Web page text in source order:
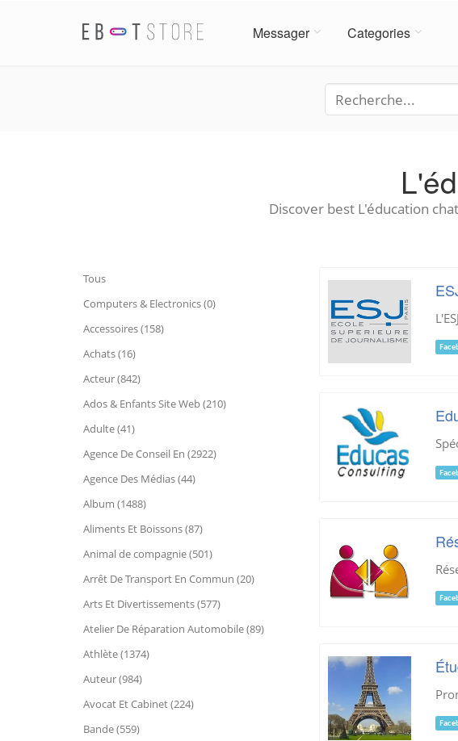
Messager Categories
Discover best L'éducation
Tous
Computers & Electronics (0)
Accessoires (158)
Achats (16)
Acteur (842)
Ados & Enfants Site Web (210)
Adulte (41)
Agence De Conseil En (2922)
Agence Des Médias (44)
Album (1488)
Aliments Et Boissons (87)
Animal de compagnie (501)
Arrêt De Transport En Commun (20)
Arts Et Divertissements (577)
Atelier De Réparation Automobile (89)
Athlète (1374)
Auteur (984)
Avocat Et Cabinet (224)
Bande (559)